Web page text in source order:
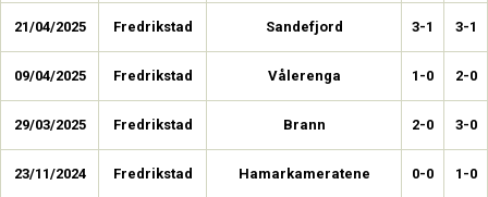
21/04/2025 Fredrikstad Sandefjord 3-1 3-1
09/04/2025 Fredrikstad Vålerenga 1-0 2-0
29/03/2025 Fredrikstad Brann 2-0 3-0
23/11/2024 Fredrikstad Hamarkameratene 0-0 1-0